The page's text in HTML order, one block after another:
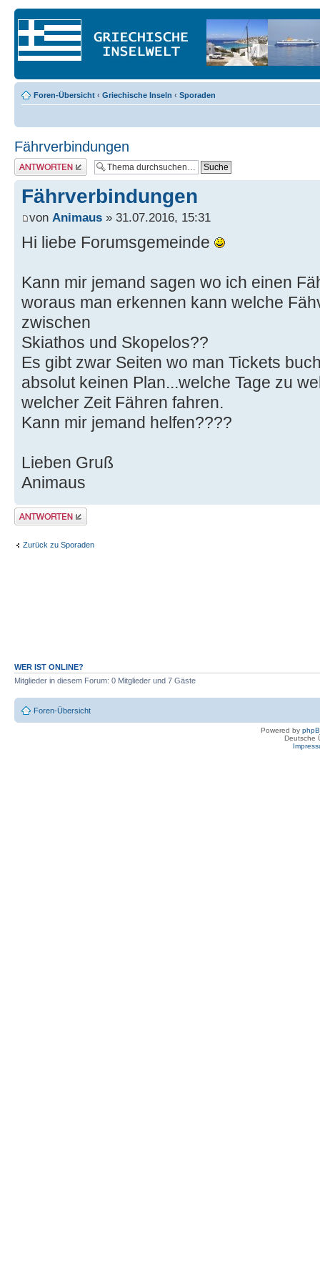
Foren-Übersicht ‹ Griechische Inseln ‹ Sporaden
Fährverbindungen
Antwort erstellen
Fährverbindungen
von Animaus » 31.07.2016, 15:31
Hi liebe Forumsgemeinde
Kann mir jemand sagen wo ich einen
woraus man erkennen kann welche
zwischen
Skiathos und Skopelos??
Es gibt zwar Seiten wo man Tickets
absolut keinen Plan...welche Tage zu
welcher Zeit Fähren fahren.
Kann mir jemand helfen????
Lieben Gruß
Animaus
Antwort erstellen
Zurück zu Sporaden
WER IST ONLINE?
Mitglieder in diesem Forum: 0 Mitglieder und 7 Gäste
Foren-Übersicht
Powered by
Deutsche